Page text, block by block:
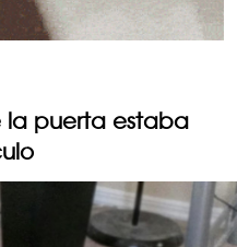
la puerta estaba